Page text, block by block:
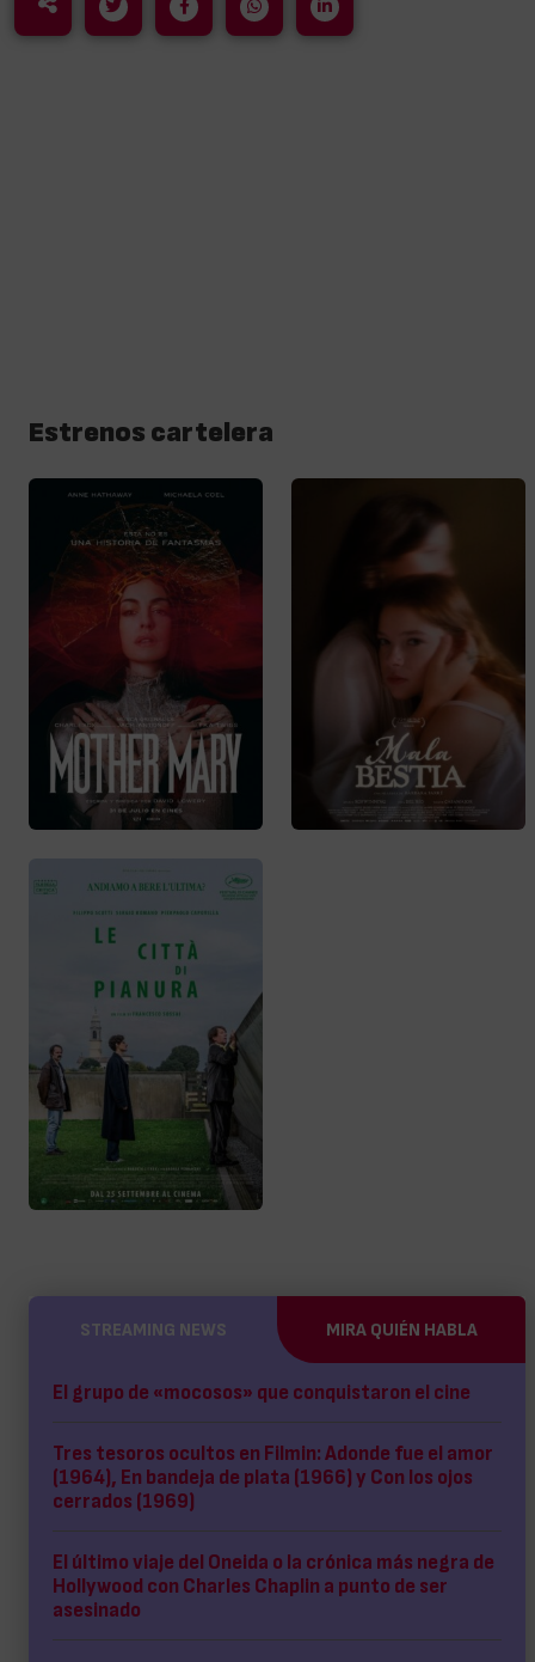
Estrenos cartelera
STREAMING NEWS MIRA QUIÉN HABLA
El grupo de «mocosos» que conquistaron el cine
Tres tesoros ocultos en Filmin: Adonde fue el amor
(1964), En bandeja de plata (1966) y Con los ojos
cerrados (1969)
El último viaje del Oneida o la crónica más negra de
Hollywood con Charles Chaplin a punto de ser
asesinado